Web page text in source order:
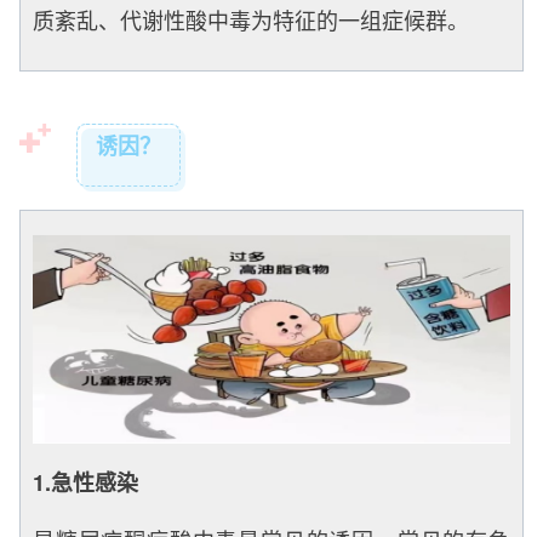
质紊乱、代谢性酸中毒为特征的一组症候群。
诱因？
1.急性感染